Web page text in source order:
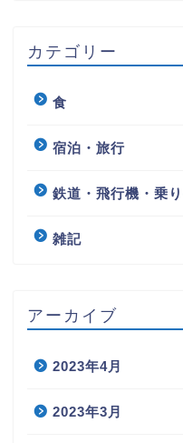
カテゴリー
食
宿泊・旅行
鉄道・飛行機・乗
雑記
アーカイブ
2023年4月
2023年3月